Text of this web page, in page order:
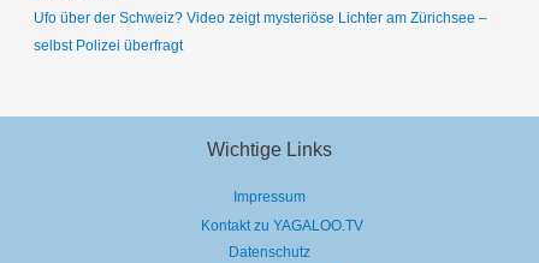
Ufo über der Schweiz? Video zeigt mysteriöse Lichter am Zürichsee –
selbst Polizei überfragt
Wichtige Links
Impressum
Kontakt zu YAGALOO.TV
Datenschutz